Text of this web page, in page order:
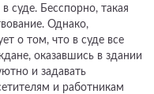
суде. Бесспорно, такая
Однако,
о том, что в суде все
оказавшись в здании
и задавать
и работникам